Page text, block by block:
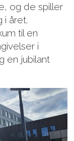
og de spiller
i året.
til en
i
en jubilant